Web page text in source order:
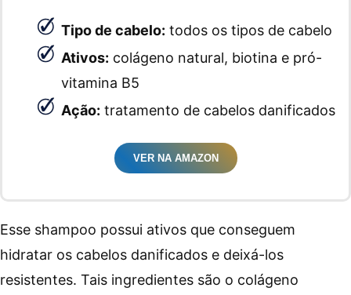
Tipo de cabelo: todos os tipos de cabelo
Ativos: colágeno natural, biotina e pró-
vitamina B5
Ação: tratamento de cabelos danificados
VER NA AMAZON
Esse shampoo possui ativos que conseguem
hidratar os cabelos danificados e deixá-los
resistentes. Tais ingredientes são o colágeno